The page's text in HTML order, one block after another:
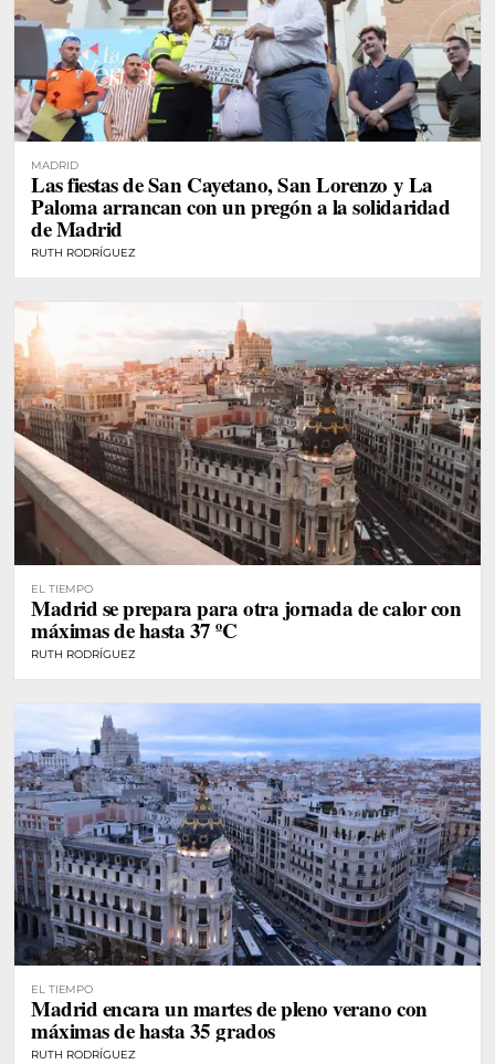
MADRID
Las fiestas de San Cayetano, San Lorenzo y La
Paloma arrancan con un pregón a la solidaridad
de Madrid
RUTH RODRÍGUEZ
EL TIEMPO
Madrid se prepara para otra jornada de calor con
máximas de hasta 37 ºC
RUTH RODRÍGUEZ
EL TIEMPO
Madrid encara un martes de pleno verano con
máximas de hasta 35 grados
RUTH RODRÍGUEZ